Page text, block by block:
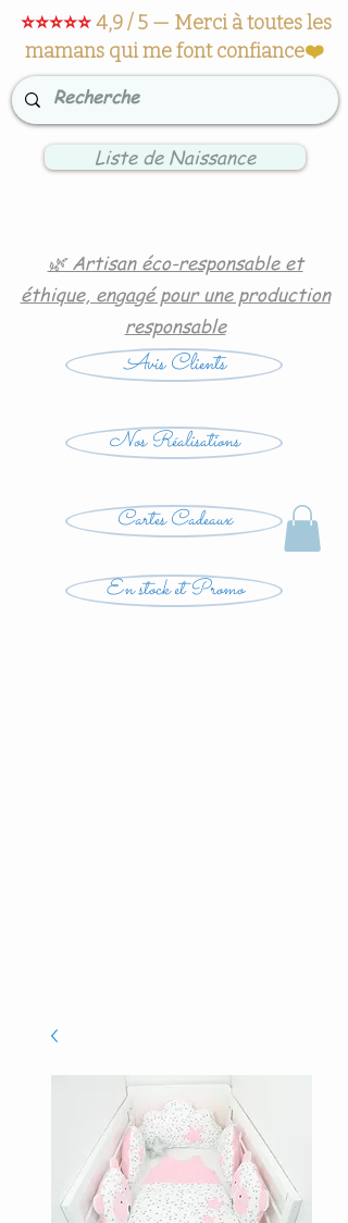
⭐⭐⭐⭐⭐4,9 / 5 — Merci à toutes les
mamans qui me font confiance❤️
Liste de Naissance
🌿 Artisan éco-responsable et
éthique, engagé pour une production
responsable
Avis Clients
Nos Réalisations
Cartes Cadeaux
En stock et Promo